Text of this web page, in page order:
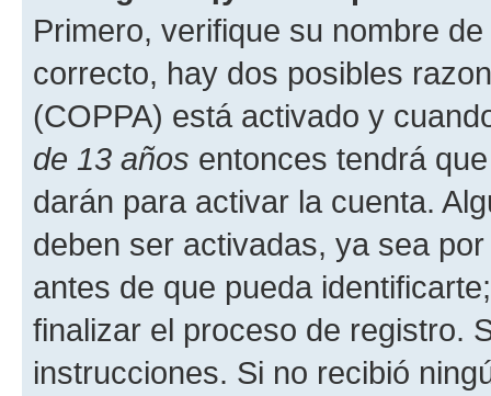
Primero, verifique su nombre
correcto, hay dos posibles
(COPPA) está activado y
de 13 años entonces tendrá
darán para activar la cuenta.
deben ser activadas, ya sea
antes de que pueda
finalizar el proceso de registro.
instrucciones. Si no recibió